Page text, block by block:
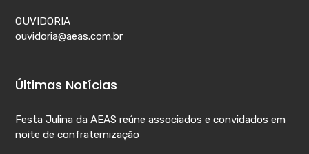
OUVIDORIA
ouvidoria@aeas.com.br
Últimas Notícias
Festa Julina da AEAS reúne associados e convidados em
noite de confraternização